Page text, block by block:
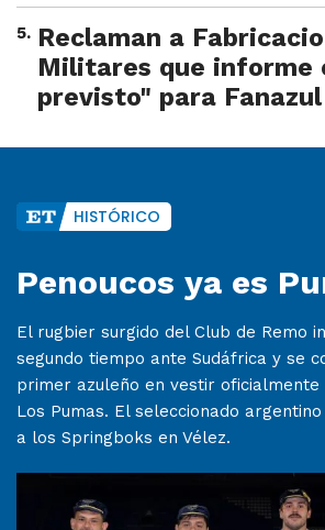
5. Reclaman a
Militares que informe
previsto" para Fanazul
HISTÓRICO
Penoucos ya es
El rugbier surgido del Club de Remo
segundo tiempo ante Sudáfrica y se
primer azuleño en vestir oficialmente
Los Pumas. El seleccionado
a los Springboks en Vélez.